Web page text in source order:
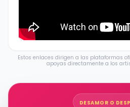
Estos enlaces dirigen a las plataformas
apoyas directamente a los
DESAMOR O